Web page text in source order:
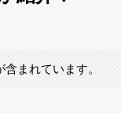
まれています。